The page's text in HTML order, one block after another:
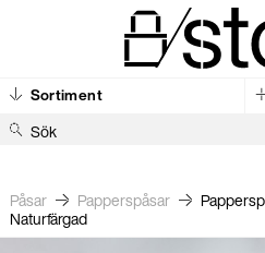
Sortiment
Sök
Påsar Pappers­påsar
Naturfärgad